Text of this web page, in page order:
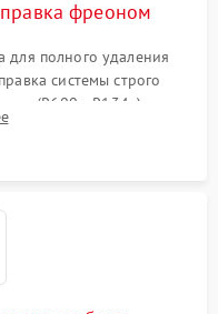
фреоном
для полного удаления
системы строго
(R600a, R134a) по
давления в системе.